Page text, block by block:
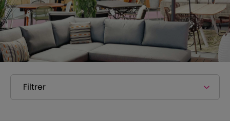
Filtrer